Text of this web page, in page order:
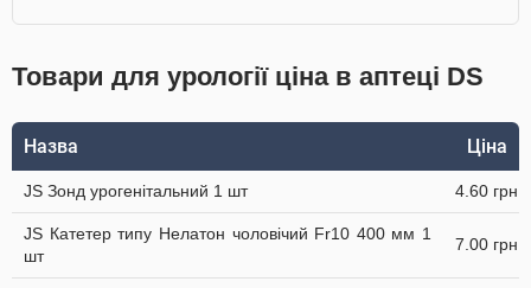
Товари для урології ціна в аптеці DS
Назва Ціна
JS Зонд урогенітальний 1 шт 4.60 грн
JS Катетер типу Нелатон чоловічий Fr10 400 мм 1
шт
7.00 грн